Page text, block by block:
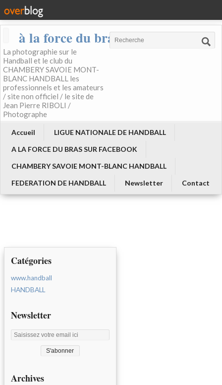
à la force du bras
La photographie sur le
Handball et le club du
CHAMBERY SAVOIE MONT-
BLANC HANDBALL les
professionnels et les amateurs
/ site non officiel / le site de
Jean Pierre RIBOLI /
Photographe
Accueil
LIGUE NATIONALE DE HANDBALL
A LA FORCE DU BRAS SUR FACEBOOK
CHAMBERY SAVOIE MONT-BLANC HANDBALL
FEDERATION DE HANDBALL
Newsletter Contact
Catégories
www.handball
HANDBALL
Newsletter
Archives